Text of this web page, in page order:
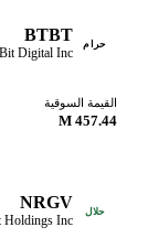
حرام BTBT
Bit Digital Inc
القيمة السوقية
457.44 M
حلال NRGV
Holdings Inc